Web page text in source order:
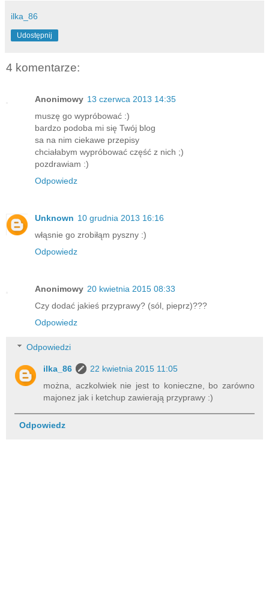
ilka_86
Udostępnij
4 komentarze:
Anonimowy 13 czerwca 2013 14:35
muszę go wypróbować :)
bardzo podoba mi się Twój blog
sa na nim ciekawe przepisy
chciałabym wypróbować część z nich ;)
pozdrawiam :)
Odpowiedz
Unknown 10 grudnia 2013 16:16
włąsnie go zrobiłąm pyszny :)
Odpowiedz
Anonimowy 20 kwietnia 2015 08:33
Czy dodać jakieś przyprawy? (sól, pieprz)???
Odpowiedz
Odpowiedzi
ilka_86
22 kwietnia 2015 11:05
można, aczkolwiek nie jest to konieczne, bo zarówno
majonez jak i ketchup zawierają przyprawy :)
Odpowiedz